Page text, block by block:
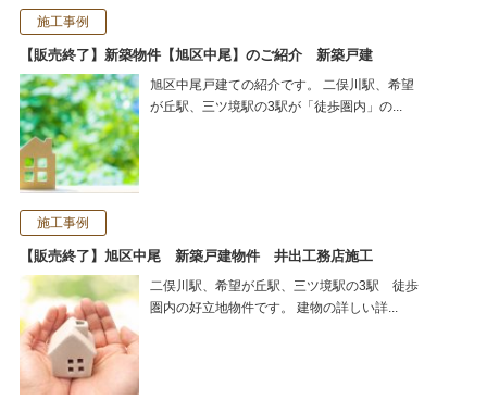
施工事例
【販売終了】新築物件【旭区中尾】のご紹介 新築戸建
旭区中尾戸建ての紹介です。 二俣川駅、希望
が丘駅、三ツ境駅の3駅が「徒歩圏内」の...
施工事例
【販売終了】旭区中尾 新築戸建物件 井出工務店施工
二俣川駅、希望が丘駅、三ツ境駅の3駅 徒歩
圏内の好立地物件です。 建物の詳しい詳...